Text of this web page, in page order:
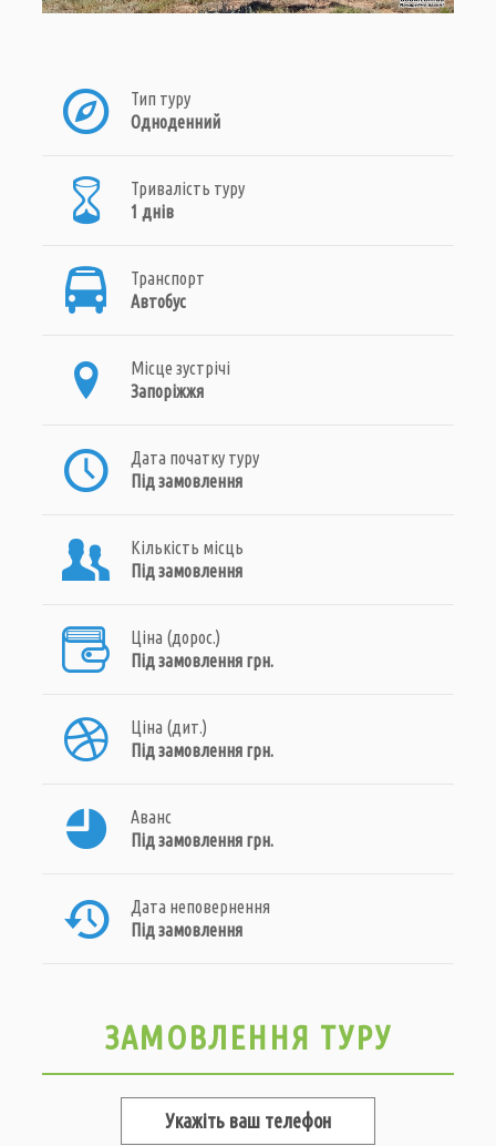
Тип туру
Одноденний
Тривалість туру
1 днів
Транспорт
Автобус
Місце зустрічі
Запоріжжя
Дата початку туру
Під замовлення
Кількість місць
Під замовлення
Ціна (дорос.)
Під замовлення грн.
Ціна (дит.)
Під замовлення грн.
Аванс
Під замовлення грн.
Дата неповернення
Під замовлення
ЗАМОВЛЕННЯ ТУРУ